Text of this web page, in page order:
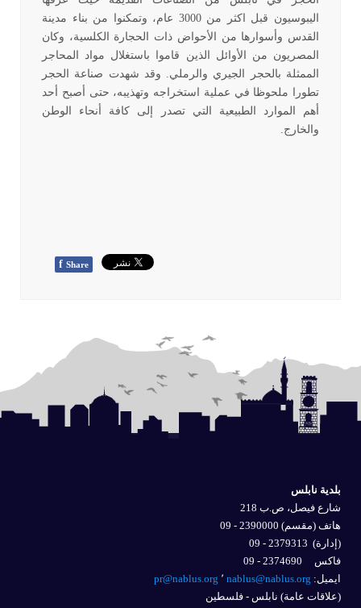
اليبوسيون قبل اكثر من 3000 عام، وتمكنوا من بناء مدينة
القدس وأسوارها من الأحواض ذات الحجارة الكلسية، وكان
المصريون من الأوائل الذين قاموا باستغلال مواد المحاجر
الممثلة بالحجر الجيري والرملي. وقد شهدت صناعة الحجر
تطورا ملحوظا في عملية استخراجه وتهذيبه، حتى أصبح أحد
أهم الموارد الطبيعية التي تصدر إلى كافة أنحاء الوطن
والخارج.
f Share
بلدية نابلس
شارع فيصل، ص.ب 218
هاتف (مقسم) 2390000 - 09
(إدارة)
فاكس 2374690 - 09
ايميل: nablus@nablus.org
pr@nablus.org
(علاقات عامة) نابلس - فلسطين